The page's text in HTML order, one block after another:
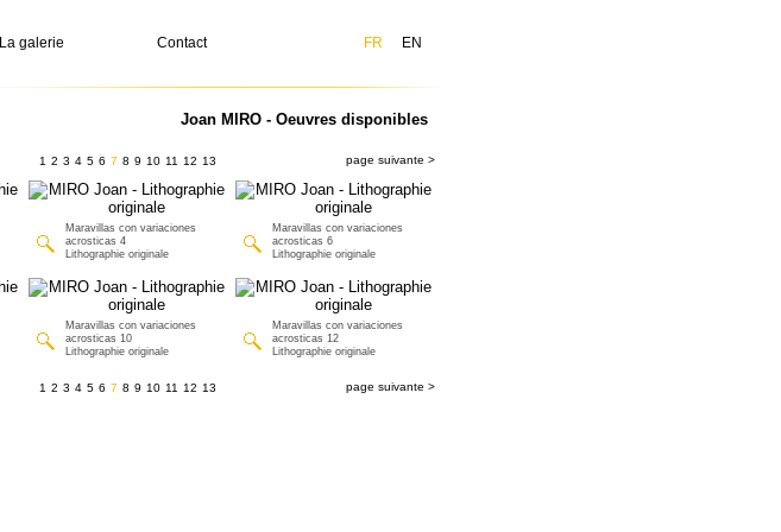
La galerie Contact FR EN
Joan MIRO - Oeuvres disponibles
1 2 3 4 5 6 7 8 9 10 11 12 13 page suivante >
Maravillas con variaciones
acrosticas 4
Lithographie originale
Maravillas con variaciones
acrosticas 6
Lithographie originale
Maravillas con variaciones
acrosticas 10
Lithographie originale
Maravillas con variaciones
acrosticas 12
Lithographie originale
1 2 3 4 5 6 7 8 9 10 11 12 13 page suivante >